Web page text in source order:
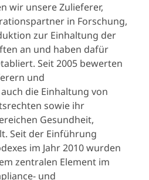
wir unsere Zulieferer,
in Forschung,
zur Einhaltung der
an und haben dafür
Seit 2005 bewerten
und
die Einhaltung von
sowie ihr
Gesundheit,
Seit der Einführung
im Jahr 2010 wurden
zentralen Element im
und